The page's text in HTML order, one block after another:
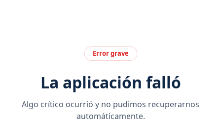
Error grave
La aplicación falló
Algo crítico ocurrió y no pudimos recuperarnos
automáticamente.